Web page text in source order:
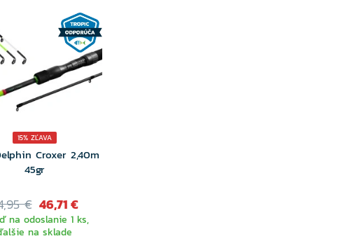
15% ZĽAVA
Croxer 2,40m
45gr
€ 46,71 €
na odoslanie 1 ks,
na sklade